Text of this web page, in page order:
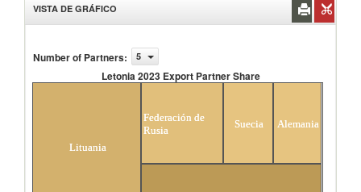
VISTA DE GRÁFICO
Number of Partners: 5
Letonia 2023 Export Partner Share
Lituania
Federación de
Rusia
Suecia Alemania